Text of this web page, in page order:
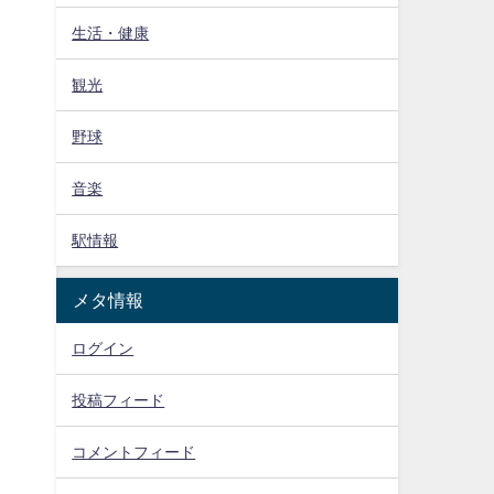
生活・健康
観光
野球
音楽
駅情報
メタ情報
ログイン
投稿フィード
コメントフィード